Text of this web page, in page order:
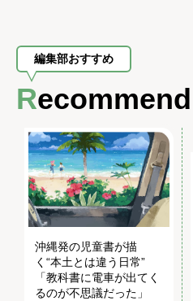
編集部おすすめ
Recommend
沖縄発の児童書が描
く“本土とは違う日常”
「教科書に電車が出てく
るのが不思議だった」